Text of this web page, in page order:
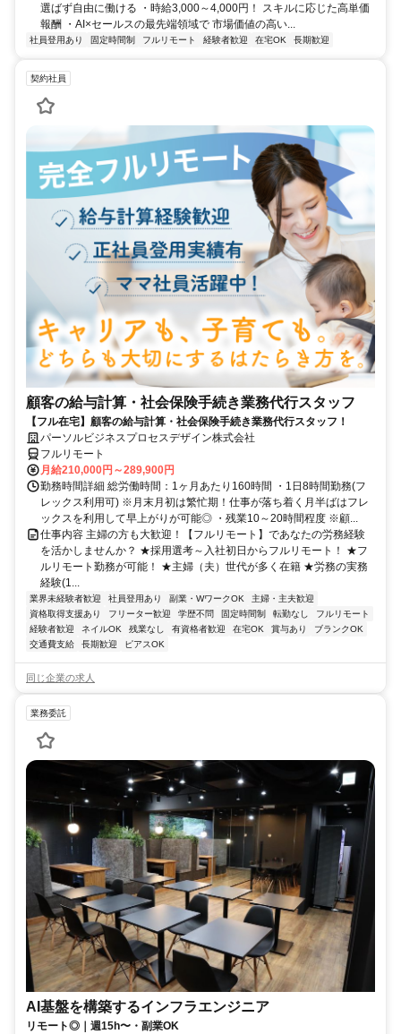
選ばず自由に働ける ・時給3,000～4,000円！ スキルに応じた高単価
報酬 ・AI×セールスの最先端領域で 市場価値の高い...
社員登用あり 固定時間制 フルリモート 経験者歓迎 在宅OK 長期歓迎
契約社員
顧客の給与計算・社会保険手続き業務代行スタッフ
【フル在宅】顧客の給与計算・社会保険手続き業務代行スタッフ！
パーソルビジネスプロセスデザイン株式会社
フルリモート
月給210,000円～289,900円
勤務時間詳細 総労働時間：1ヶ月あたり160時間 ・1日8時間勤務(フ
レックス利用可) ※月末月初は繁忙期！仕事が落ち着く月半ばはフレ
ックスを利用して早上がりが可能◎ ・残業10～20時間程度 ※顧...
仕事内容 主婦の方も大歓迎！【フルリモート】であなたの労務経験
を活かしませんか？ ★採用選考～入社初日からフルリモート！ ★フ
ルリモート勤務が可能！ ★主婦（夫）世代が多く在籍 ★労務の実務
経験(1...
業界未経験者歓迎 社員登用あり 副業・WワークOK
主婦・主夫歓迎
資格取得支援あり
フリーター歓迎 学歴不問 固定時間制 転勤なし
フルリモート
経験者歓迎
ネイルOK 残業なし 有資格者歓迎 在宅OK 賞与あり
ブランクOK
交通費支給
長期歓迎 ピアスOK
同じ企業の求人
業務委託
AI基盤を構築するインフラエンジニア
リモート◎｜週15h〜・副業OK